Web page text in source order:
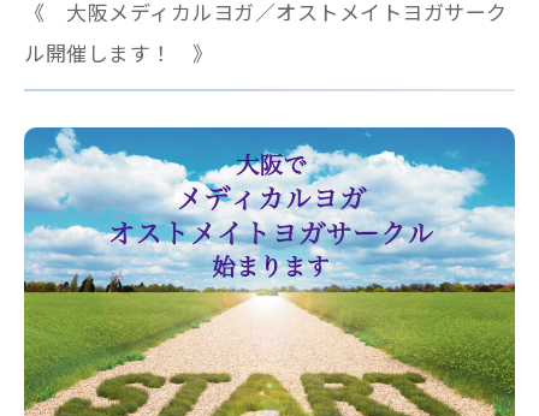
《 大阪メディカルヨガ／オストメイトヨガサーク
ル開催します！ 》